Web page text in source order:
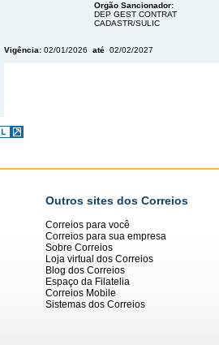
Orgão Sancionador:
DEP GEST CONTRAT
CADASTR/SULIC
Vigência: 02/01/2026 até 02/02/2027
Outros sites dos Correios
Correios para você
Correios para sua empresa
Sobre Correios
Loja virtual dos Correios
Blog dos Correios
Espaço da Filatelia
Correios Mobile
Sistemas dos Correios